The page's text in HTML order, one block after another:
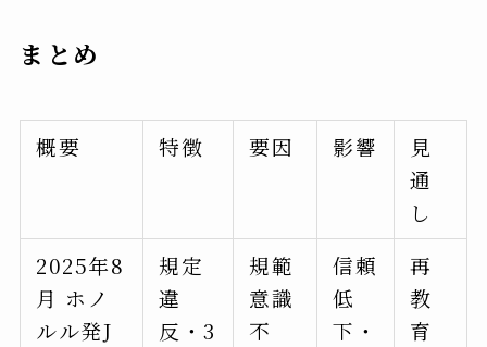
まとめ
概要 特徴 要因 影響
見
通
し
2025年8
月 ホノ
ルル発J
規定
違
反・3
規範
意識
不
信頼
低
下・
再
教
育